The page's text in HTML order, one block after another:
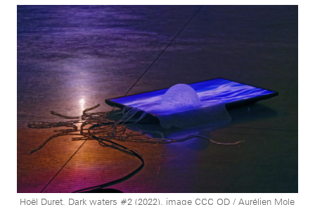
Hoël Duret, Dark waters #2 (2022), image CCC OD / Aurélien Mole